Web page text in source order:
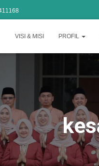
VISI & MISI PROFIL